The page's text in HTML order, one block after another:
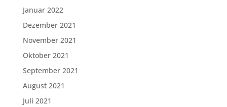
Januar 2022
Dezember 2021
November 2021
Oktober 2021
September 2021
August 2021
Juli 2021